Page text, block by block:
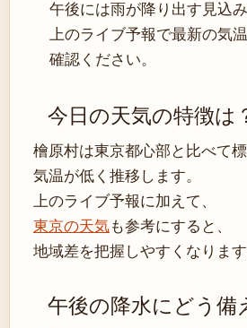
午後には雨が降り出す見込み
上のライブ予報で最新の気
確認ください。
今日の天気の特徴は
檜原村は東京都心部と比べて標
気温が低く推移します。
上のライブ予報に加えて、
東京の天気も参考にすると、
地域差を把握しやすくなります
午後の降水にどう備